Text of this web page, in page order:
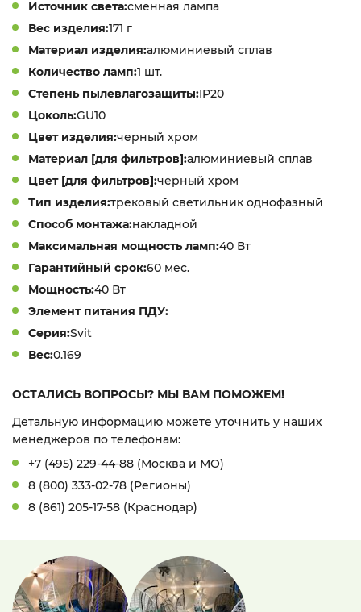
Источник света:сменная лампа
Вес изделия:171 г
Материал изделия:алюминиевый сплав
Количество ламп:1 шт.
Степень пылевлагозащиты:IP20
Цоколь:GU10
Цвет изделия:черный хром
Материал [для фильтров]:алюминиевый сплав
Цвет [для фильтров]:черный хром
Тип изделия:трековый светильник однофазный
Способ монтажа:накладной
Максимальная мощность ламп:40 Вт
Гарантийный срок:60 мес.
Мощность:40 Вт
Элемент питания ПДУ:
Серия:Svit
Вес:0.169
ОСТАЛИСЬ ВОПРОСЫ? МЫ ВАМ ПОМОЖЕМ!
Детальную информацию можете уточнить у наших
менеджеров по телефонам:
+7 (495) 229-44-88 (Москва и МО)
8 (800) 333-02-78 (Регионы)
8 (861) 205-17-58 (Краснодар)